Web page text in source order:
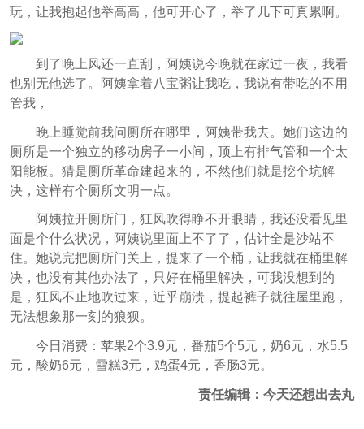
玩，让我抱起他举高高，他可开心了，举了几下可真累啊。
到了晚上风还一直刮，阿姨说今晚就在家过一夜，我看
也别无他选了。阿姨拿着八宝粥让我吃，我说有带吃的不用
管我，
晚上睡觉前我问厕所在哪里，阿姨带我去。她们这边的
厕所是一个独立的移动房子一小间，顶上有排气管和一个太
阳能板。猜是厕所革命建起来的，不然他们就是挖个坑解
决，这样有个厕所文明一点。
阿姨拉开厕所门，狂风吹得睁不开眼睛，我还没看见里
面是个什么状况，阿姨说里面上不了了，估计全是沙站不
住。她说完把厕所门关上，提来了一个桶，让我就在桶里解
决，也没有其他办法了，只好在桶里解决，可我没想到的
是，狂风不止地吹过来，近乎崩溃，提起裤子就往屋里跑，
无法想象那一刻的狼狈。
今日消费：苹果2个3.9元，番茄5个5元，奶6元，水5.5
元，酸奶6元，雪糕3元，鸡蛋4元，香肠3元。
责任编辑：今天还想出去丸